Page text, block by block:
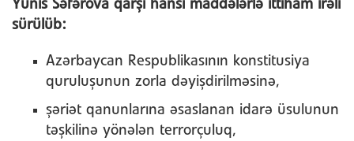
Yunis Səfərova qarşı hansı maddələrlə ittiham irəli
sürülüb:
Azərbaycan Respublikasının konstitusiya
quruluşunun zorla dəyişdirilməsinə,
şəriət qanunlarına əsaslanan idarə üsulunun
təşkilinə yönələn terrorçuluq,